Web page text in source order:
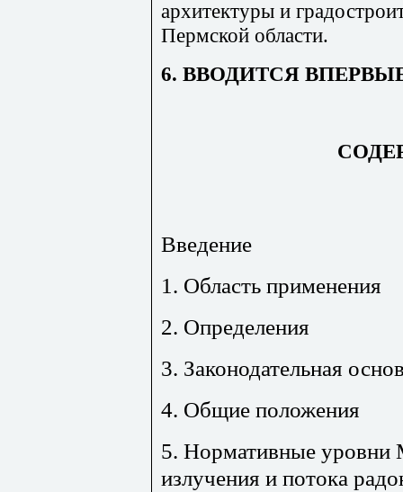
архитектуры и
Пермской области.
6. ВВОДИТСЯ
Введение
1. Область применения
2. Определения
3. Законодательная
4. Общие положения
5. Нормативные
излучения и потока